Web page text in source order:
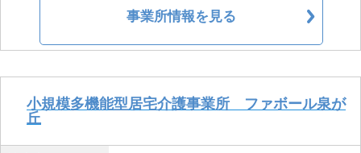
事業所情報を見る
小規模多機能型居宅介護事業所 ファボール泉が
丘